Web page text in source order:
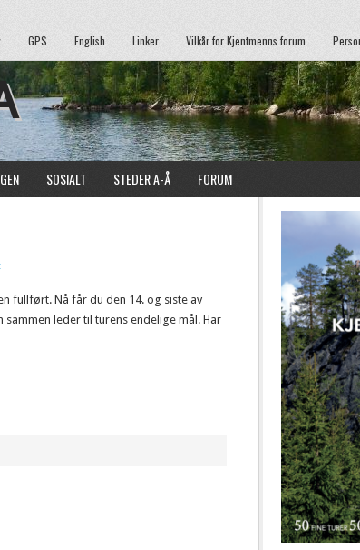
GPS English Linker Vilkår for Kjentmenns forum
SOSIALT STEDER A-Å FORUM
fullført. Nå får du den 14. og siste av
sammen leder til turens endelige mål. Har